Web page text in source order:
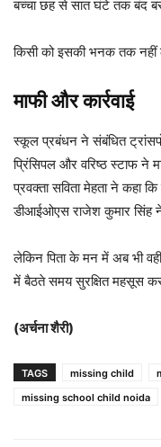
बच्चा छह से सात घंटे तक बंद
किसी को इसकी भनक तक नहीं
माफी और कार्रवाई
स्कूल प्रबंधन ने संबंधित
प्रिंसिपल और वरिष्ठ स्टाफ ने
प्रवक्ता सविता मेहता ने कहा
डीआईओएस राजेश कुमार सिंह ने
लेकिन पिता के मन में अब भी
में बैठते समय सुरक्षित महसूस कर
(अर्चना शैरी)
TAGS missing child
missing school child noida